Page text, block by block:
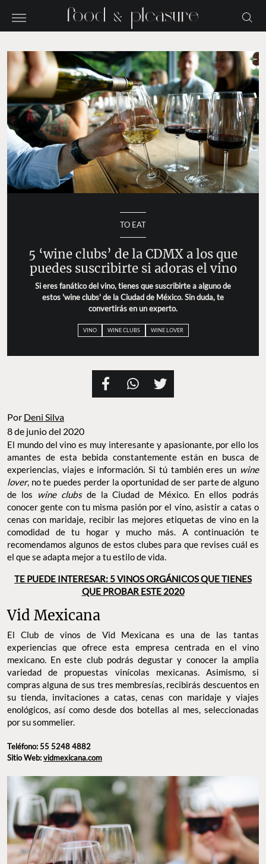
TO EAT
5 ‘wine clubs’ de la CDMX a los que
puedes suscribirte si adoras el vino
Si eres fanático del vino, tienes que suscribirte a alguno de
estos 'wine clubs' de la Ciudad de México. Sin duda, te
convertirás en un experto.
VINO WINE CLUBS WINE LOVER
Por Deni Silva
8 de junio del 2020
El mundo del vino es muy interesante y apasionante, por ello los
amantes de esta bebida constantemente están en busca de
experiencias, viajes e información. Si tú también eres un wine
lover, no te puedes perder la oportunidad de ser parte de alguno
de los
wine clubsde la Ciudad de México. En ellos podrás
conocer gente con tu misma pasión por el vino, asistir a catas o
cenas con maridaje, recibir las mejores etiquetas de vino en la
comodidad de tu hogar y mucho más. A continuación te
recomendamos algunos de estos clubes para que revises cuál es
el que se adapta mejor a tu estilo de vida.
TE PUEDE INTERESAR: 5 VINOS ORGÁNICOS QUE TIENES
QUE PROBAR ESTE 2020
Vid Mexicana
El Club de vinos de Vid Mexicana es una de las tantas
experiencias que ofrece esta empresa centrada en el vino
mexicano. En este club podrás degustar y conocer la amplia
variedad de propuestas vinícolas mexicanas. Asimismo, si
compras alguna de sus tres membresías, recibirás descuentos en
su tienda, invitaciones a catas, cenas con maridaje y viajes
enológicos, así como desde dos botellas al mes, seleccionadas
por su sommelier.
Teléfono: 55 5248 4882
Sitio Web:vidmexicana.com